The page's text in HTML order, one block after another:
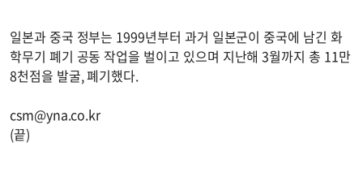
일본과 중국 정부는 1999년부터 과거 일본군이 중국에 남긴 화
학무기 폐기 공동 작업을 벌이고 있으며 지난해 3월까지 총 11만
8천점을 발굴, 폐기했다.
csm@yna.co.kr
(끝)